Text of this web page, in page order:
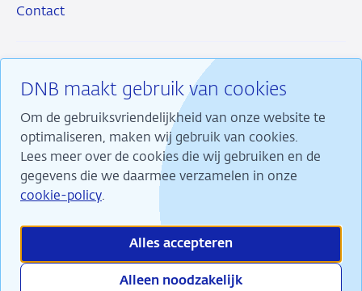
DNB maakt gebruik van cookies
Om de gebruiksvriendelijkheid van onze website te
optimaliseren, maken wij gebruik van cookies.
Lees meer over de cookies die wij gebruiken en de
gegevens die we daarmee verzamelen in onze
cookie-policy.
Alles accepteren
Alleen noodzakelijk
Contact
RSS InstagramLinkedin
X
Wij maken ons sterk voor financiële stabiliteit en
dragen daarmee bij aan duurzame welvaart in